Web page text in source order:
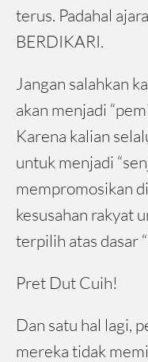
terus. Padahal
BERDIKARI.
Jangan salahkan
akan menjadi
Karena kalian
untuk menjadi
mempromosikan
kesusahan rakyat
terpilih atas dasar
Pret Dut Cuih!
Dan satu hal lagi,
mereka tidak